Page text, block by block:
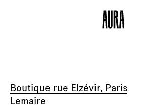
Boutique rue Elzévir, Paris
Lemaire